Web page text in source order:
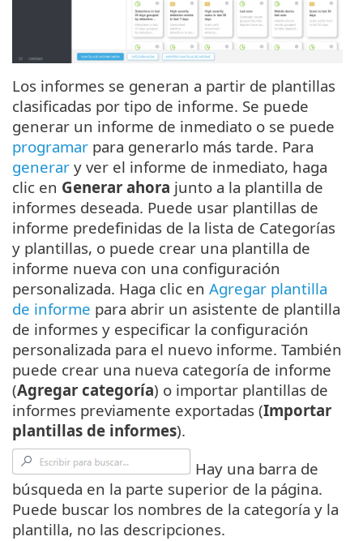
Los informes se generan a partir de plantillas
clasificadas por tipo de informe. Se puede
generar un informe de inmediato o se puede
programar para generarlo más tarde. Para
generar y ver el informe de inmediato, haga
clic en Generar ahora junto a la plantilla de
informes deseada. Puede usar plantillas de
informe predefinidas de la lista de Categorías
y plantillas, o puede crear una plantilla de
informe nueva con una configuración
personalizada. Haga clic en Agregar plantilla
de informe para abrir un asistente de plantilla
de informes y especificar la configuración
personalizada para el nuevo informe. También
puede crear una nueva categoría de informe
(Agregar categoría) o importar plantillas de
informes previamente exportadas (Importar
plantillas de informes).
Hay una barra de
búsqueda en la parte superior de la página.
Puede buscar los nombres de la categoría y la
plantilla, no las descripciones.